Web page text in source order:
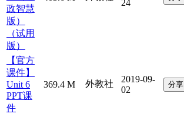
政智慧
版）
（试用
版）
24
【官方
课件】
Unit 6
PPT课
件
369.4 M 外教社
2019-09-
02
分享